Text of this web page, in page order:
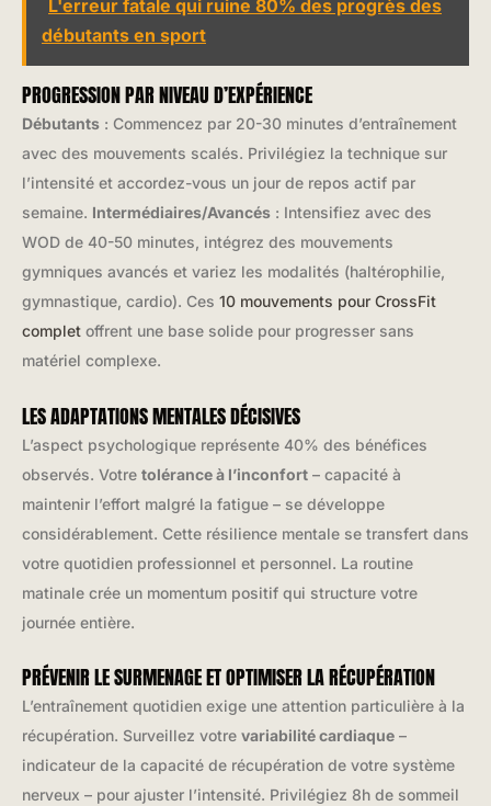
L'erreur fatale qui ruine 80% des progrès des
débutants en sport
PROGRESSION PAR NIVEAU D’EXPÉRIENCE
Débutants : Commencez par 20-30 minutes d’entraînement
avec des mouvements scalés. Privilégiez la technique sur
l’intensité et accordez-vous un jour de repos actif par
semaine. Intermédiaires/Avancés : Intensifiez avec des
WOD de 40-50 minutes, intégrez des mouvements
gymniques avancés et variez les modalités (haltérophilie,
gymnastique, cardio). Ces 10 mouvements pour CrossFit
complet offrent une base solide pour progresser sans
matériel complexe.
LES ADAPTATIONS MENTALES DÉCISIVES
L’aspect psychologique représente 40% des bénéfices
observés. Votre tolérance à l’inconfort – capacité à
maintenir l’effort malgré la fatigue – se développe
considérablement. Cette résilience mentale se transfert dans
votre quotidien professionnel et personnel. La routine
matinale crée un momentum positif qui structure votre
journée entière.
PRÉVENIR LE SURMENAGE ET OPTIMISER LA RÉCUPÉRATION
L’entraînement quotidien exige une attention particulière à la
récupération. Surveillez votre variabilité cardiaque –
indicateur de la capacité de récupération de votre système
nerveux – pour ajuster l’intensité. Privilégiez 8h de sommeil